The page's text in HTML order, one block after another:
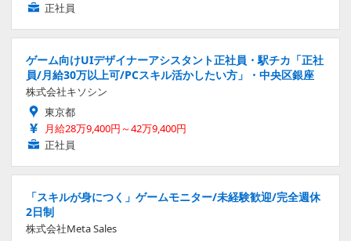
正社員
ゲーム向けUIデザイナーアシスタント正社員・駅チカ「正社
員/月給30万以上可/PCスキル活かしたい方」・中央区銀座
株式会社キソシン
東京都
月給28万9,400円～42万9,400円
正社員
「スキルが身につく」ゲームモニター/未経験歓迎/完全週休
2日制
株式会社Meta Sales